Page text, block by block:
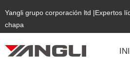
Yangli grupo corporación ltd |Expertos
chapa